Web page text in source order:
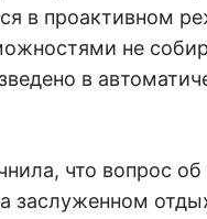
в проактивном
не
в
что вопрос
заслуженном